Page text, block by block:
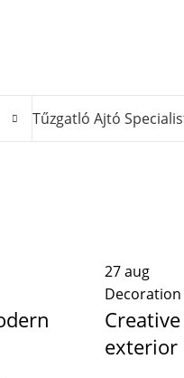
Tűzgatló Ajtó
27aug
Decoration
exterior